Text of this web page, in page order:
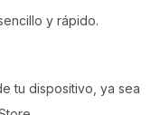
y rápido.
tu dispositivo, ya sea